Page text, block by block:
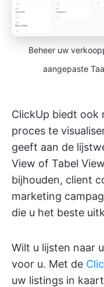
Beheer uw
aangepaste
ClickUp biedt ook
proces te
geeft aan de
View of Tabel
bijhouden, client
marketing
die u het beste
Wilt u lijsten naar
voor u. Met de
uw listings in